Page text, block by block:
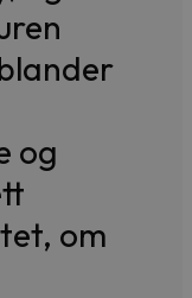
og
om